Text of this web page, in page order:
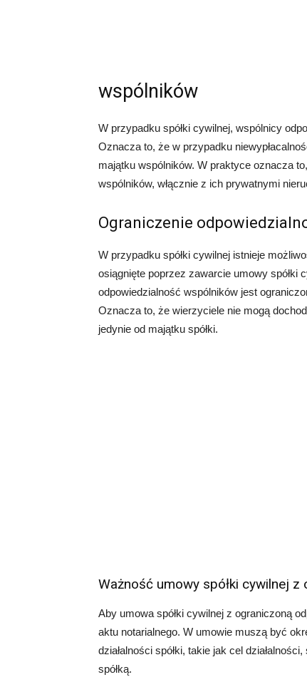
wspólników
W przypadku spółki cywilnej, wspólnicy
Oznacza to, że w przypadku
majątku wspólników. W praktyce oznacza
wspólników, włącznie z ich prywatnymi
Ograniczenie
W przypadku spółki cywilnej istnieje
osiągnięte poprzez zawarcie umowy spółki
odpowiedzialność wspólników jest
Oznacza to, że wierzyciele nie mogą
jedynie od majątku spółki.
Ważność umowy spółki cywilnej
Aby umowa spółki cywilnej z ograniczoną
aktu notarialnego. W umowie muszą być
działalności spółki, takie jak cel
spółką.